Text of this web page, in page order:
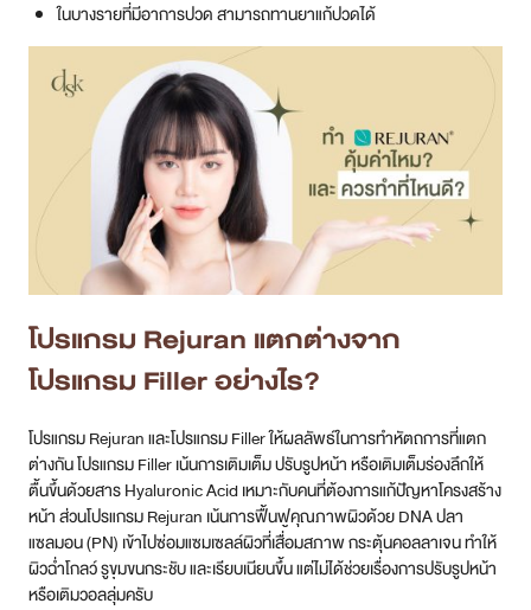
ในบางรายที่มีอาการปวด สามารถทานยาแก้ปวดได้
โปรแกรม Rejuran แตกต่างจาก
โปรแกรม Filler อย่างไร?
โปรแกรม Rejuran และโปรแกรม Filler ให้ผลลัพธ์ในการทำหัตถการที่แตก
ต่างกัน โปรแกรม Filler เน้นการเติมเต็ม ปรับรูปหน้า หรือเติมเต็มร่องลึกให้
ตื้นขึ้นด้วยสาร Hyaluronic Acid เหมาะกับคนที่ต้องการแก้ปัญหาโครงสร้าง
หน้า ส่วนโปรแกรม Rejuran เน้นการฟื้นฟูคุณภาพผิวด้วย DNA ปลา
แซลมอน (PN) เข้าไปซ่อมแซมเซลล์ผิวที่เสื่อมสภาพ กระตุ้นคอลลาเจน ทำให้
ผิวฉ่ำโกลว์ รูขุมขนกระชับ และเรียบเนียนขึ้น แต่ไม่ได้ช่วยเรื่องการปรับรูปหน้า
หรือเติมวอลลุ่มครับ